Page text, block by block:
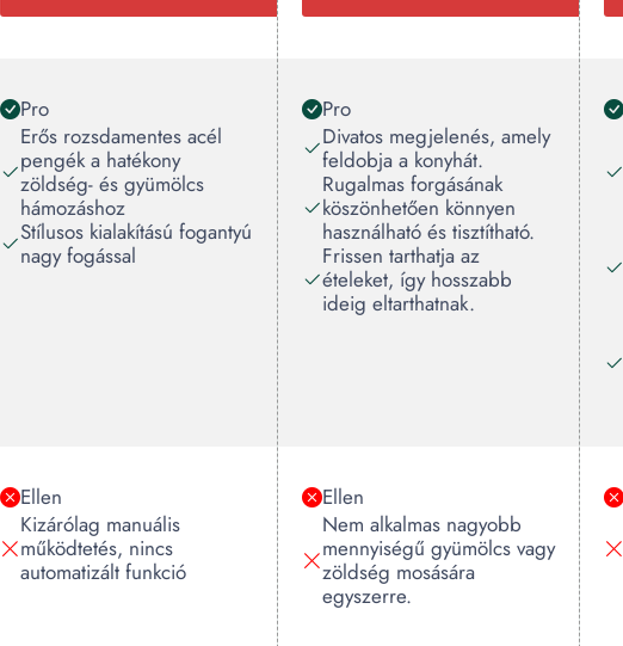
Pro
Erős rozsdamentes acél
pengék a hatékony
zöldség- és gyümölcs
hámozáshoz
Stílusos kialakítású fogantyú
nagy fogással
Ellen
Kizárólag manuális
működtetés, nincs
automatizált funkció
Pro
Divatos megjelenés, amely
feldobja a konyhát.
Rugalmas forgásának
köszönhetően könnyen
használható és tisztítható.
Frissen tarthatja az
ételeket, így hosszabb
ideig eltarthatnak.
Ellen
Nem alkalmas nagyobb
mennyiségű gyümölcs vagy
zöldség mosására
egyszerre.